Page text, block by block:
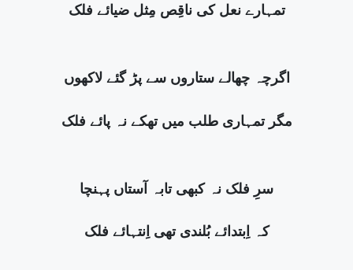
تمہارے نعل کی ناقِص مِثل ضیائے فلک
اگرچہ چھالے ستاروں سے پڑ گئے لاکھوں
مگر تمہاری طلب میں تھکے نہ پائے فلک
سرِ فلک نہ کبھی تابہ آستاں پہنچا
کہ اِبتدائے بُلندی تھی اِنتہائے فلک